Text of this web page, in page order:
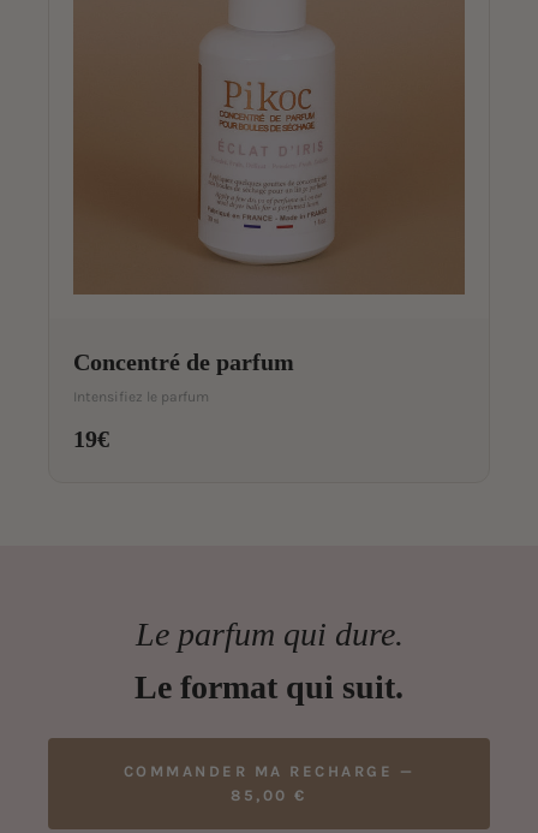
Concentré de parfum
Intensifiez le parfum
19€
Le parfum qui dure.
Le format qui suit.
COMMANDER MA RECHARGE —
85,00 €